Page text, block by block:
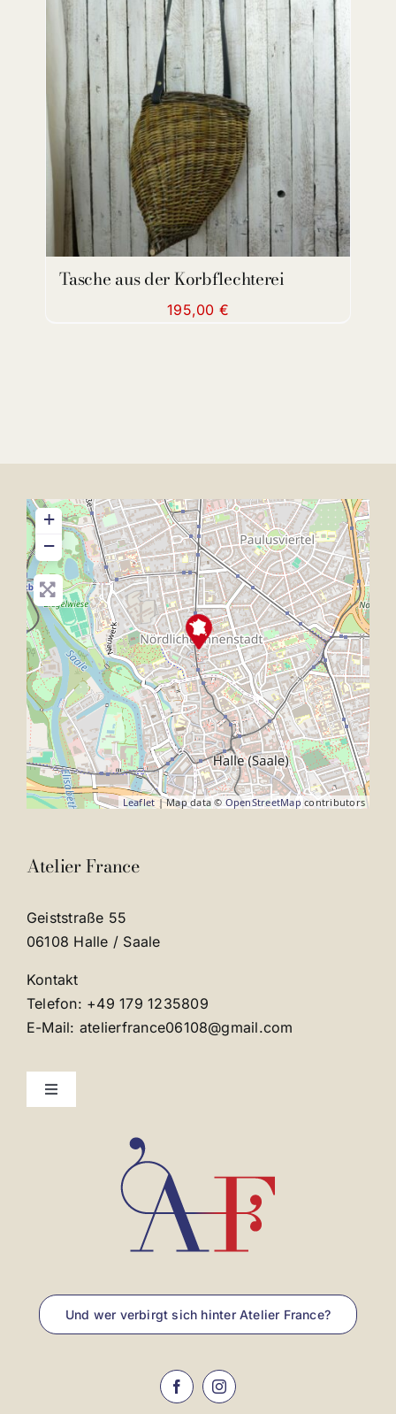
ADD TO CART DETAILS
Tasche aus der Korbflechterei
195,00 €
+
−
Leaflet| Map data © OpenStreetMap contributors
Atelier France
Geiststraße 55
06108 Halle / Saale
Kontakt
Telefon: +49 179 1235809
E-Mail: atelierfrance06108@gmail.com
Toggle
Und wer verbirgt sich hinter Atelier France?